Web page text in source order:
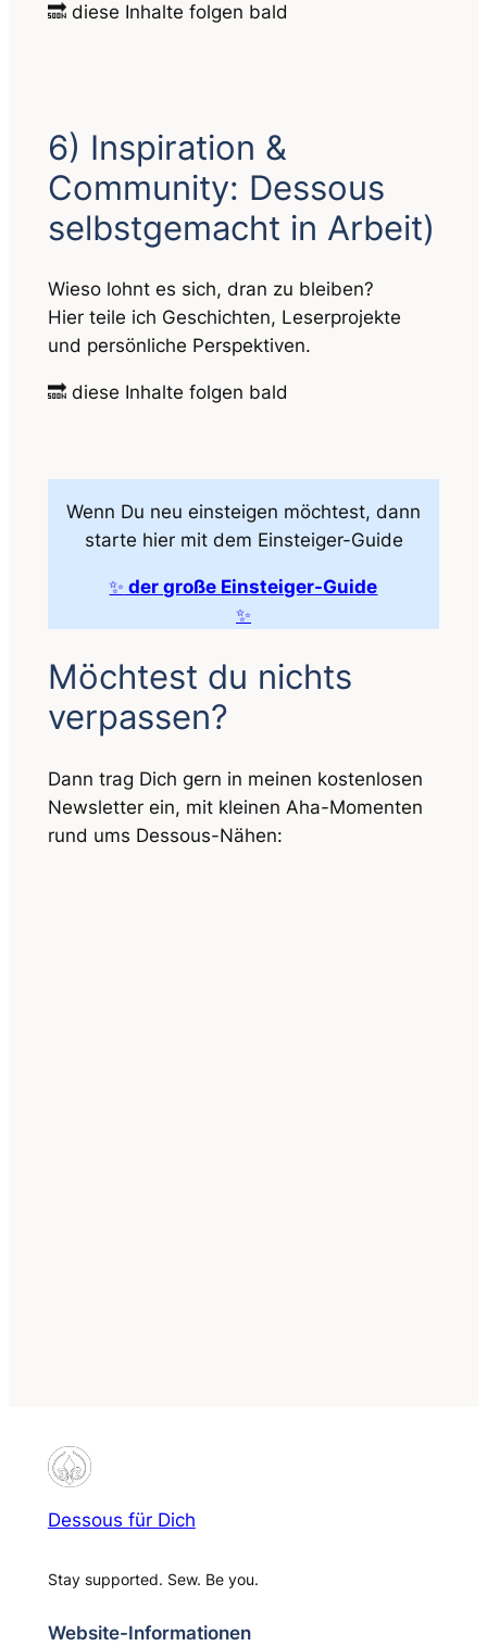
🔜 diese Inhalte folgen bald
6) Inspiration &
Community: Dessous
selbstgemacht in Arbeit)
Wieso lohnt es sich, dran zu bleiben?
Hier teile ich Geschichten, Leserprojekte
und persönliche Perspektiven.
🔜 diese Inhalte folgen bald
Wenn Du neu einsteigen möchtest, dann
starte hier mit dem Einsteiger-Guide
✨ der große Einsteiger-Guide
✨
Möchtest du nichts
verpassen?
Dann trag Dich gern in meinen kostenlosen
Newsletter ein, mit kleinen Aha-Momenten
rund ums Dessous-Nähen:
Dessous für Dich
Stay supported. Sew. Be you.
Website-Informationen